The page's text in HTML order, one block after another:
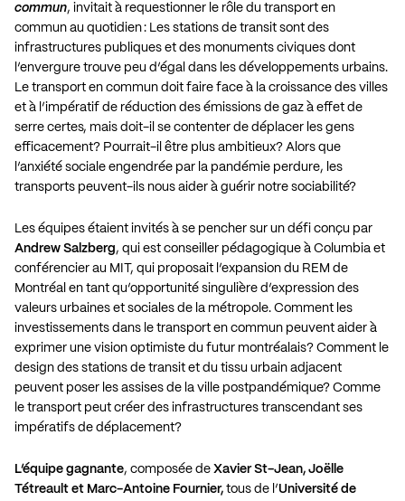
commun, invitait à requestionner le rôle du transport en
commun au quotidien : Les stations de transit sont des
infrastructures publiques et des monuments civiques dont
l’envergure trouve peu d’égal dans les développements urbains.
Le transport en commun doit faire face à la croissance des villes
et à l’impératif de réduction des émissions de gaz à effet de
serre certes, mais doit-il se contenter de déplacer les gens
efficacement? Pourrait-il être plus ambitieux? Alors que
l’anxiété sociale engendrée par la pandémie perdure, les
transports peuvent-ils nous aider à guérir notre sociabilité?
Les équipes étaient invités à se pencher sur un défi conçu par
Andrew Salzberg, qui est conseiller pédagogique à Columbia et
conférencier au MIT, qui proposait l’expansion du REM de
Montréal en tant qu’opportunité singulière d’expression des
valeurs urbaines et sociales de la métropole. Comment les
investissements dans le transport en commun peuvent aider à
exprimer une vision optimiste du futur montréalais? Comment le
design des stations de transit et du tissu urbain adjacent
peuvent poser les assises de la ville postpandémique? Comme
le transport peut créer des infrastructures transcendant ses
impératifs de déplacement?
L’équipe gagnante, composée de Xavier St-Jean, Joëlle
Tétreault et Marc-Antoine Fournier, tous de l’Université de